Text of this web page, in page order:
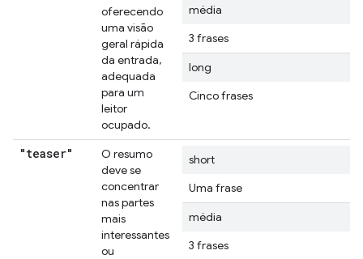
oferecendo
uma visão
geral rápida
da entrada,
adequada
para um
leitor
ocupado.
média
3 frases
long
Cinco frases
"teaser"
O resumo
deve se
concentrar
nas partes
mais
interessantes
ou
short
Uma frase
média
3 frases